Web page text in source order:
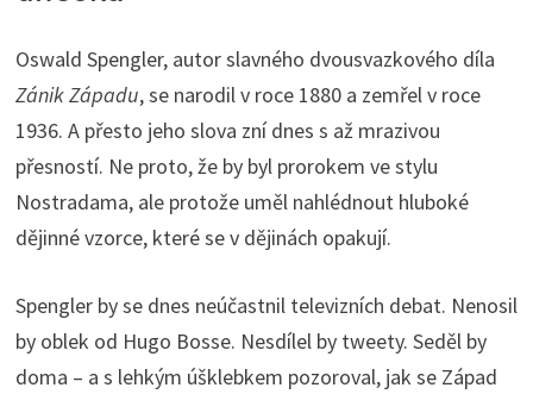
Oswald Spengler, autor slavného dvousvazkového díla
Zánik Západu, se narodil v roce 1880 a zemřel v roce
1936. A přesto jeho slova zní dnes s až mrazivou
přesností. Ne proto, že by byl prorokem ve stylu
Nostradama, ale protože uměl nahlédnout hluboké
dějinné vzorce, které se v dějinách opakují.
Spengler by se dnes neúčastnil televizních debat. Nenosil
by oblek od Hugo Bosse. Nesdílel by tweety. Seděl by
doma – a s lehkým úšklebkem pozoroval, jak se Západ